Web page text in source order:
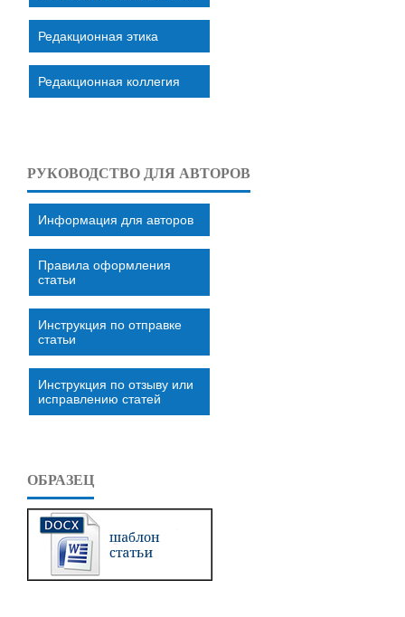
Редакционная этика
Редакционная коллегия
РУКОВОДСТВО ДЛЯ АВТОРОВ
Информация для авторов
Правила оформления
статьи
Инструкция по отправке
статьи
Инструкция по отзыву или
исправлению статей
ОБРАЗЕЦ